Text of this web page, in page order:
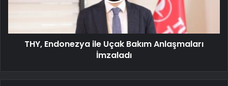
THY, Endonezya ile Uçak Bakım Anlaşmaları
İmzaladı